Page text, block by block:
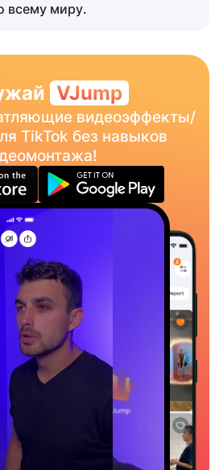
всему миру.
VJump
видеоэффекты/
TikTok без навыков